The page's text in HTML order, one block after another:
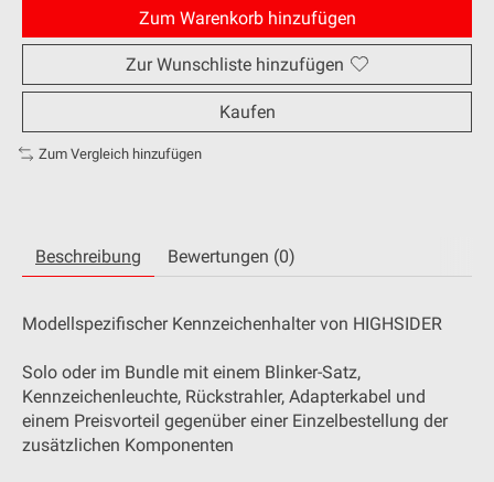
Zum Warenkorb hinzufügen
Zur Wunschliste hinzufügen
Kaufen
Zum Vergleich hinzufügen
Beschreibung Bewertungen (0)
Modellspezifischer Kennzeichenhalter von HIGHSIDER
Solo oder im Bundle mit einem Blinker-Satz,
Kennzeichenleuchte, Rückstrahler, Adapterkabel und
einem Preisvorteil gegenüber einer Einzelbestellung der
zusätzlichen Komponenten